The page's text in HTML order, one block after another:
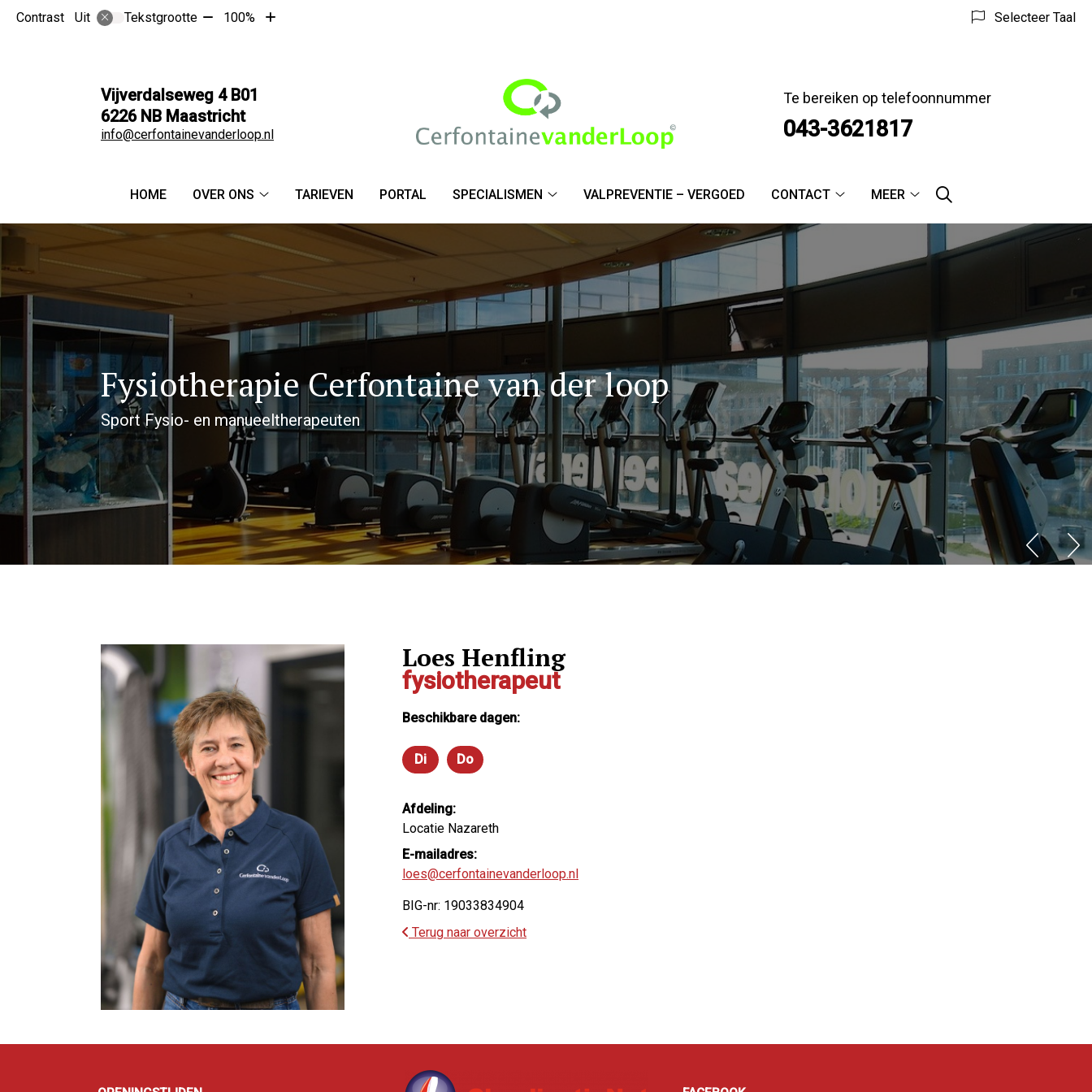
Contrast Uit Tekstgrootte Tekst100%
Tekst
Selecteer Taal
Vijverdalseweg 4 B01
6226 NB Maastricht
info@cerfontainevanderloop.nl
Te bereiken op telefoonnummer
043-3621817
HOME
OVER ONS
submenu
TARIEVEN PORTAL
SPECIALISMEN
submenu
VALPREVENTIE – VERGOED
CONTACT
MEER
Fysiotherapie Cerfontaine van der loop
Sport Fysio- en manueeltherapeuten
Loes Henfling
fysiotherapeut
Beschikbare dagen:
Dinsdag
Di
Donderdag
Do
Afdeling:
Locatie Nazareth
E-mailadres:
loes@cerfontainevanderloop.nl
BIG-nr: 19033834904
Terug naar overzicht